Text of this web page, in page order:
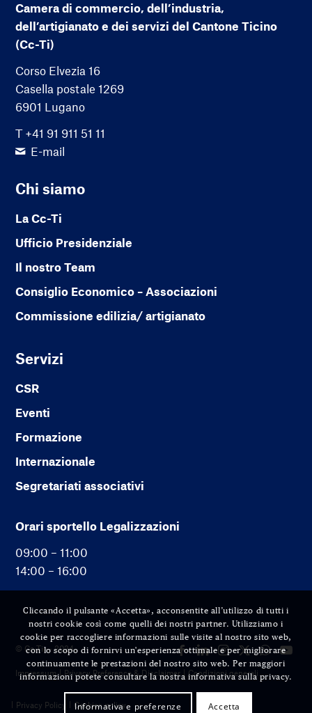
Camera di commercio, dell’industria,
dell’artigianato e dei servizi del Cantone Ticino
(Cc-Ti)
Corso Elvezia 16
Casella postale 1269
6901 Lugano
T +41 91 911 51 11
E-mail
Chi siamo
La Cc-Ti
Ufficio Presidenziale
Il nostro Team
Consiglio Economico – Associazioni
Commissione edilizia/ artigianato
Servizi
CSR
Eventi
Formazione
Internazionale
Segretariati associativi
Orari sportello Legalizzazioni
09:00 – 11:00
14:00 – 16:00
© Cc-Ti — 2024
Impressum Privacy Preference & Disclaimer Condizioni generali
Privacy Policy Cookies policy
Cliccando il pulsante «Accetta», acconsentite all’utilizzo di tutti i
nostri cookie così come quelli dei nostri partner. Utilizziamo i
cookie per raccogliere informazioni sulle visite al nostro sito web,
con lo scopo di fornirvi un'esperienza ottimale e per migliorare
continuamente le prestazioni del nostro sito web. Per maggiori
informazioni potete consultare la nostra informativa sulla privacy.
Informativa e preferenze Accetta